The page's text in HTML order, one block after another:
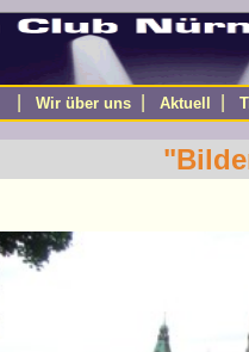
Wir über uns Aktuell